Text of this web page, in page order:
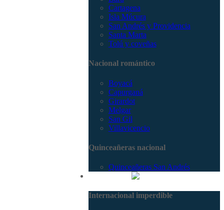
Cartagena
Isla Múcura
San Andrés y Providencia
Santa Marta
Tolú y coveñas
Nacional romántico
Boyacá
Capurganá
Girardot
Melgar
San Gil
Villavicencio
Quinceañeras nacional
Quinceañeras San Andrés
Internacional imperdible